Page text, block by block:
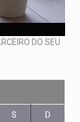
DO SEU
S D